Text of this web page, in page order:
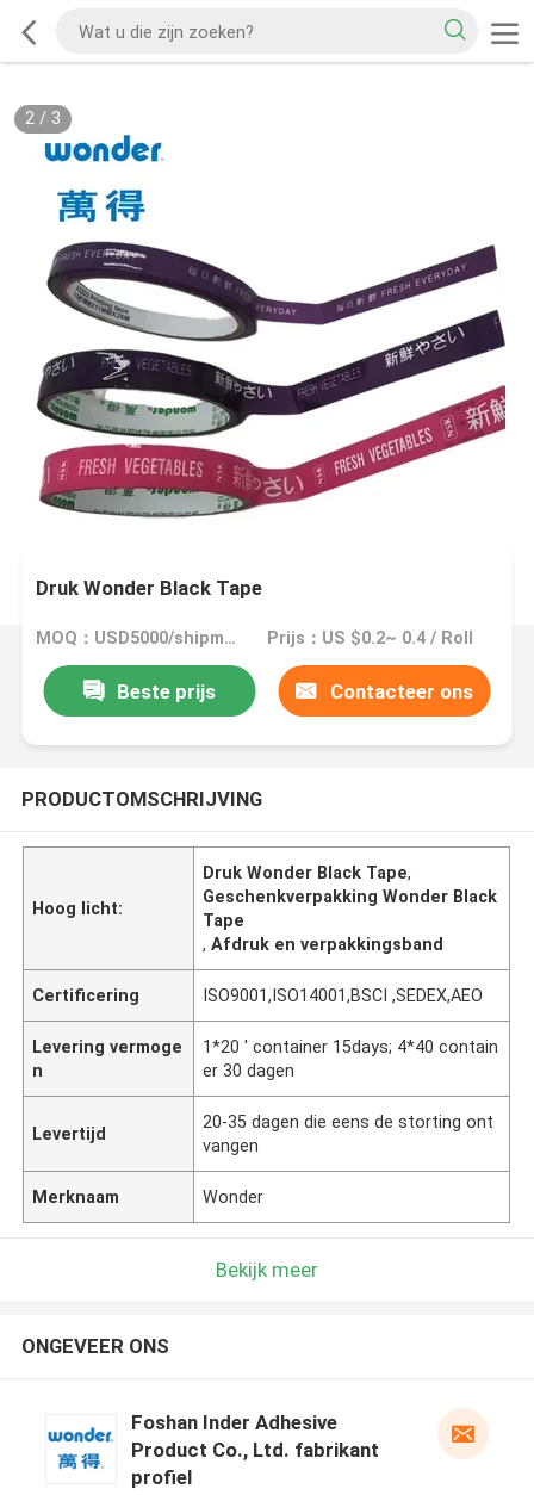
2/ 3
Druk Wonder Black Tape
MOQ：USD5000/shipment Prijs：US $0.2~ 0.4 / Roll
Beste prijs Contacteer ons
PRODUCTOMSCHRIJVING
Hoog licht:
Druk Wonder Black Tape,
Geschenkverpakking Wonder Black
Tape
,Afdruk en verpakkingsband
Certificering ISO9001,ISO14001,BSCI ,SEDEX,AEO
Levering vermoge
n
1*20 ' container 15days; 4*40 contain
er 30 dagen
Levertijd
20-35 dagen die eens de storting ont
vangen
Merknaam Wonder
Bekijk meer
ONGEVEER ONS
Foshan Inder Adhesive
Product Co., Ltd. fabrikant
profiel